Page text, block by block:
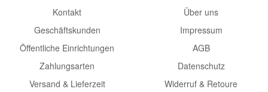
Kontakt
Geschäftskunden
Öffentliche Einrichtungen
Zahlungsarten
Versand & Lieferzeit
Über uns
Impressum
AGB
Datenschutz
Widerruf & Retoure